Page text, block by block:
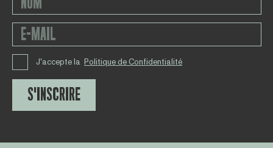
J'accepte la Politique de Confidentialité
S'INSCRIRE